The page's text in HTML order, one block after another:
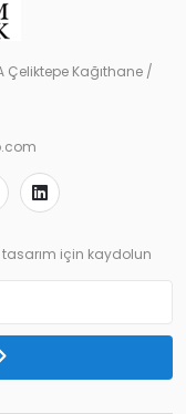
Çeliktepe Kağıthane /
için kaydolun